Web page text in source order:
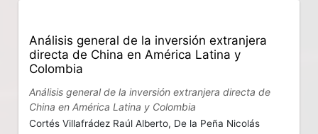
Análisis general de la inversión extranjera
directa de China en América Latina y
Colombia
Análisis general de la inversión extranjera directa de
China en América Latina y Colombia
Cortés Villafrádez Raúl Alberto, De la Peña Nicolás